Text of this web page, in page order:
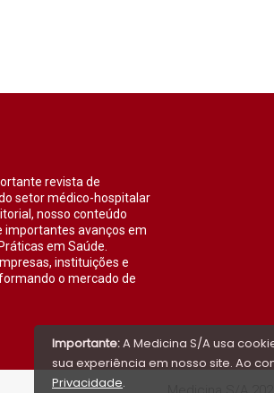
revista de
setor médico-hospitalar
nosso conteúdo
importantes avanços em
em Saúde.
instituições e
o mercado de
Importante:A Medicina S/A usa
sua experiência em nosso site. Ao
Privacidade.